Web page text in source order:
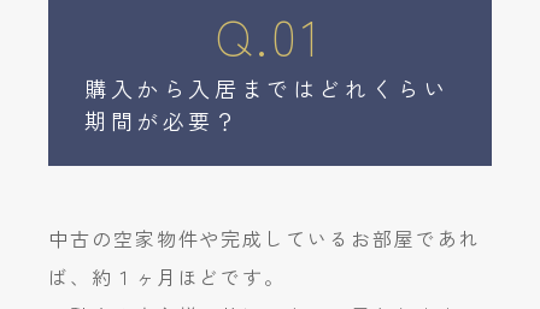
Q.01
購入から入居まではどれくらい
期間が必要？
中古の空家物件や完成しているお部屋であれ
ば、約１ヶ月ほどです。